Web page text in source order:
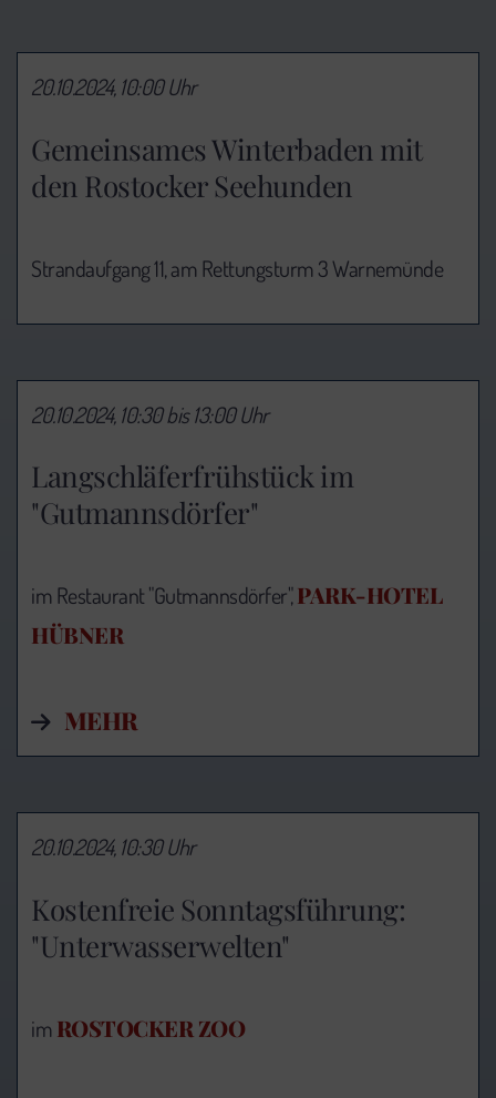
Gemeinsames Winterbaden mit
den Rostocker Seehunden
20.10.2024, 10:00 Uhr
Strandaufgang 11, am Rettungsturm 3 Warnemünde
Langschläferfrühstück im
"Gutmannsdörfer"
20.10.2024, 10:30 bis 13:00 Uhr
im Restaurant "Gutmannsdörfer",PARK-HOTEL
HÜBNER
MEHR
Kostenfreie Sonntagsführung:
"Unterwasserwelten"
20.10.2024, 10:30 Uhr
imROSTOCKER ZOO